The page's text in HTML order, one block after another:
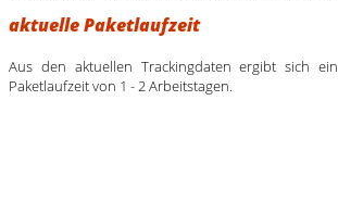
aktuelle Paketlaufzeit
Aus den aktuellen Trackingdaten ergibt sich
Paketlaufzeit von 1 - 2 Arbeitstagen.